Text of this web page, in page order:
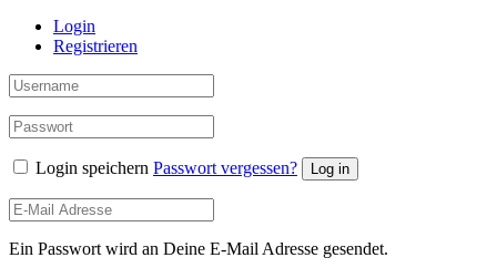
Login
Registrieren
Login speichern Passwort vergessen? Log in
Ein Passwort wird an Deine E-Mail Adresse gesendet.